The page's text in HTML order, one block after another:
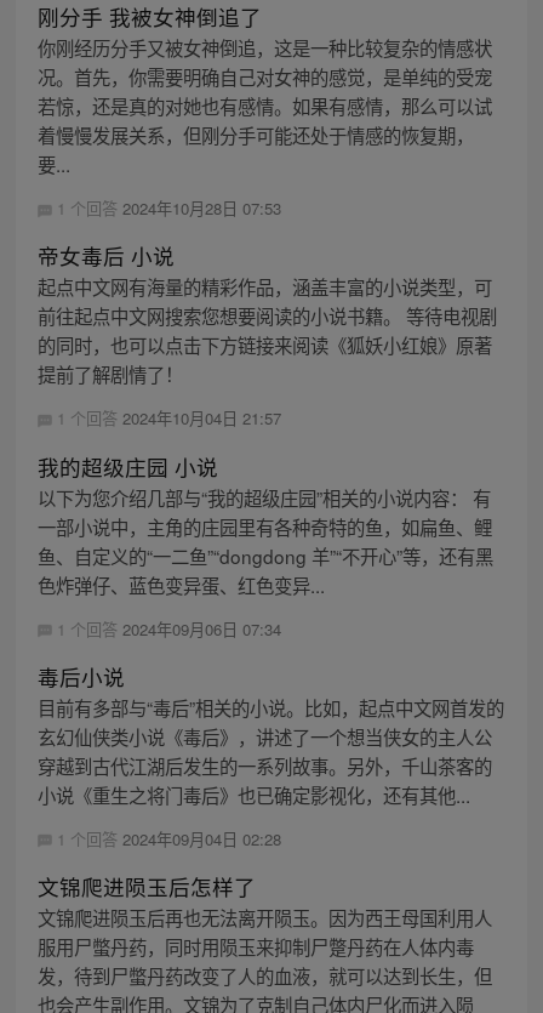
刚分手 我被女神倒追了
你刚经历分手又被女神倒追，这是一种比较复杂的情感状
况。首先，你需要明确自己对女神的感觉，是单纯的受宠
若惊，还是真的对她也有感情。如果有感情，那么可以试
着慢慢发展关系，但刚分手可能还处于情感的恢复期，
要...
1 个回答 2024年10月28日 07:53
帝女毒后 小说
起点中文网有海量的精彩作品，涵盖丰富的小说类型，可
前往起点中文网搜索您想要阅读的小说书籍。 等待电视剧
的同时，也可以点击下方链接来阅读《狐妖小红娘》原著
提前了解剧情了！
1 个回答 2024年10月04日 21:57
我的超级庄园 小说
以下为您介绍几部与“我的超级庄园”相关的小说内容： 有
一部小说中，主角的庄园里有各种奇特的鱼，如扁鱼、鲤
鱼、自定义的“一二鱼”“dongdong 羊”“不开心”等，还有黑
色炸弹仔、蓝色变异蛋、红色变异...
1 个回答 2024年09月06日 07:34
毒后小说
目前有多部与“毒后”相关的小说。比如，起点中文网首发的
玄幻仙侠类小说《毒后》，讲述了一个想当侠女的主人公
穿越到古代江湖后发生的一系列故事。另外，千山茶客的
小说《重生之将门毒后》也已确定影视化，还有其他...
1 个回答 2024年09月04日 02:28
文锦爬进陨玉后怎样了
文锦爬进陨玉后再也无法离开陨玉。因为西王母国利用人
服用尸蟞丹药，同时用陨玉来抑制尸蹩丹药在人体内毒
发，待到尸蟞丹药改变了人的血液，就可以达到长生，但
也会产生副作用。文锦为了克制自己体内尸化而进入陨